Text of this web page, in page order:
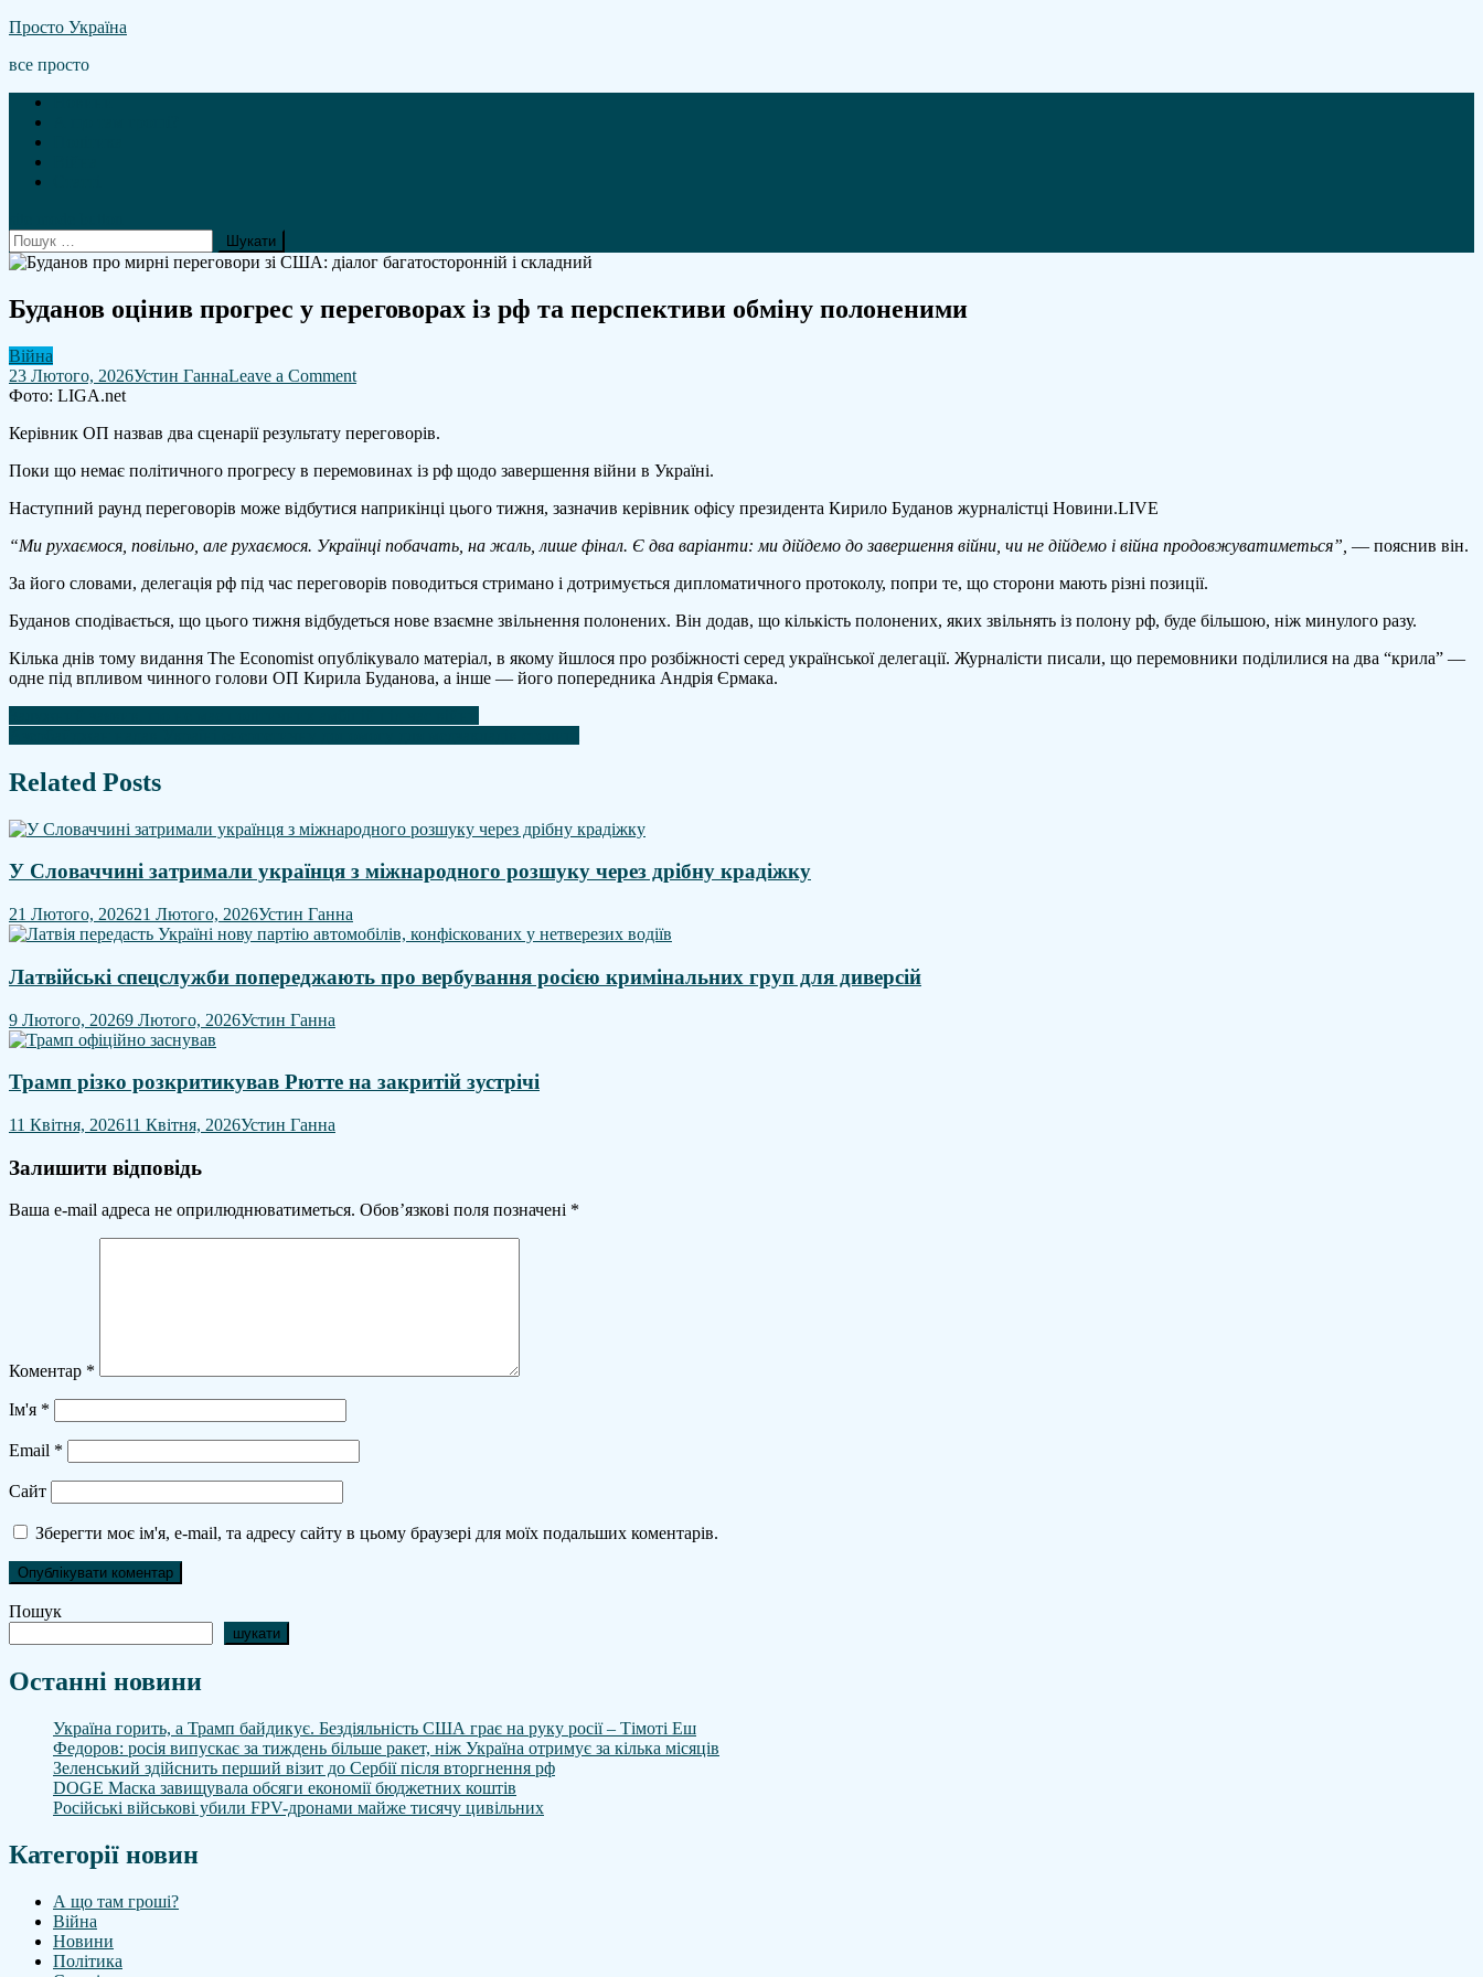
Skip
content
Просто Україна
все просто
Пошук:
Буданов оцінив прогрес у переговорах із рф та перспективи обміну полоненими
Війна
23 Лютого, 2026Устин ГаннаLeave a Commenton
прогрес
переговорах
рф
перспективи
обміну
полоненими
Фото: LIGA.net
Керівник ОП назвав два сценарії результату переговорів.
Поки що немає політичного прогресу в перемовинах із рф щодо завершення війни в Україні.
Наступний раунд переговорів може відбутися наприкінці цього тижня, зазначив керівник офісу президента Кирило Буданов журналістці Новини.LIVE
“Ми рухаємося, повільно, але рухаємося. Українці побачать, на жаль, лише фінал. Є два варіанти: ми дійдемо до завершення війни, чи не дійдемо і війна продовжуватиметься”, — пояснив він.
За його словами, делегація рф під час переговорів поводиться стримано і дотримується дипломатичного протоколу, попри те, що сторони мають різні позиції.
Буданов сподівається, що цього тижня відбудеться нове взаємне звільнення полонених. Він додав, що кількість полонених, яких звільнять із полону рф, буде більшою, ніж минулого разу.
Кілька днів тому видання The Economist опублікувало матеріал, в якому йшлося про розбіжності серед української делегації. Журналісти писали, що перемовники поділилися на два “крила” —
одне під впливом чинного голови ОП Кирила Буданова, а інше — його попередника Андрія Єрмака.
Навігація
записів
Related Posts
У Словаччині затримали українця з міжнародного розшуку через дрібну крадіжку
21 Лютого, 202621 Лютого, 2026Устин Ганна
Латвійські спецслужби попереджають про вербування росією кримінальних груп для диверсій
9 Лютого, 20269 Лютого, 2026Устин Ганна
Трамп різко розкритикував Рютте на закритій зустрічі
11 Квітня, 202611 Квітня, 2026Устин Ганна
Залишити відповідь
Ваша e-mail адреса не оприлюднюватиметься. Обов’язкові поля позначені *
Коментар *
Ім'я *
Email *
Сайт
Зберегти моє ім'я, e-mail, та адресу сайту в цьому браузері для моїх подальших коментарів.
Пошук
шукати
Останні новини
Україна горить, а Трамп байдикує. Бездіяльність США грає на руку росії – Тімоті Еш
Федоров: росія випускає за тиждень більше ракет, ніж Україна отримує за кілька місяців
Зеленський здійснить перший візит до Сербії після вторгнення рф
DOGE Маска завищувала обсяги економії бюджетних коштів
Російські військові убили FPV-дронами майже тисячу цивільних
Категорії новин
А що там гроші?
Війна
Новини
Політика